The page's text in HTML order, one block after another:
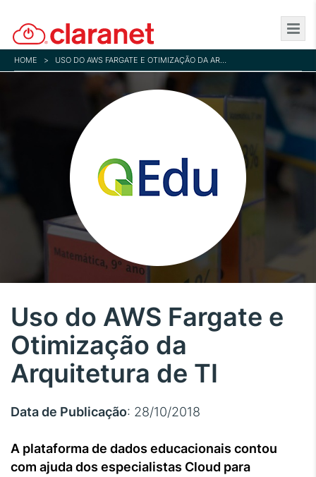
to
main
content
HOME > USO DO AWS FARGATE E OTIMIZAÇÃO DA ARQUITETURA DE TI
Uso do AWS Fargate e
Otimização da
Arquitetura de TI
Data de Publicação: 28/10/2018
A plataforma de dados educacionais contou
com ajuda dos especialistas Cloud para